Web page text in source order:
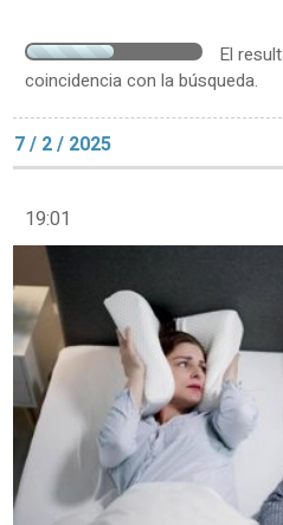
El
coincidencia con la búsqueda.
7 / 2 / 2025
19:01